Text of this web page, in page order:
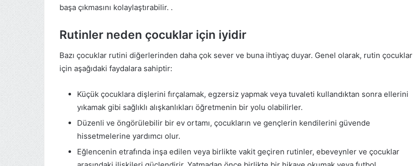
başa çıkmasını kolaylaştırabilir. .
Rutinler neden çocuklar için iyidir
Bazı çocuklar rutini diğerlerinden daha çok sever ve buna ihtiyaç duyar. Genel olarak, rutin çocuklar
için aşağıdaki faydalara sahiptir:
Küçük çocuklara dişlerini fırçalamak, egzersiz yapmak veya tuvaleti kullandıktan sonra ellerini
yıkamak gibi sağlıklı alışkanlıkları öğretmenin bir yolu olabilirler.
Düzenli ve öngörülebilir bir ev ortamı, çocukların ve gençlerin kendilerini güvende
hissetmelerine yardımcı olur.
Eğlencenin etrafında inşa edilen veya birlikte vakit geçiren rutinler, ebeveynler ve çocuklar